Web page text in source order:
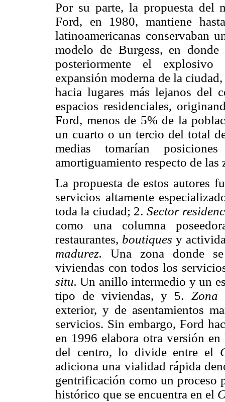
Por su parte, la propuesta del
Ford, en 1980, mantiene
latinoamericanas conservaban
modelo de Burgess, en
posteriormente el explosivo
expansión moderna de la
hacia lugares más lejanos del
espacios residenciales,
Ford, menos de 5% de la
un cuarto o un tercio del total
medias tomarían
amortiguamiento respecto de las
La propuesta de estos autores
servicios altamente
toda la ciudad; 2. Sector
como una columna
restaurantes, boutiques y
madurez. Una zona donde
viviendas con todos los
situ.Un anillo intermedio y un
tipo de viviendas, y 5. Zona
exterior, y de asentamientos
servicios. Sin embargo, Ford
en 1996 elabora otra versión
del centro, lo divide entre el
adiciona una vialidad rápida
gentrificación como un proceso
histórico que se encuentra en el